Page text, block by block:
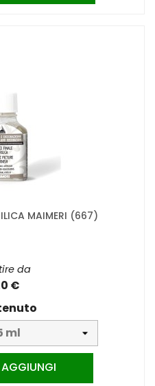
MAIMERI (667)
da
€
AGGIUNGI